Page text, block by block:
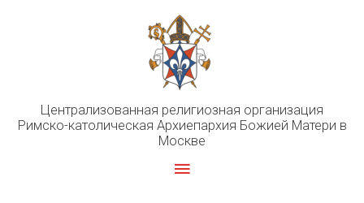
Централизованная религиозная организация
Римско-католическая Архиепархия Божией Матери в
Москве
Главное